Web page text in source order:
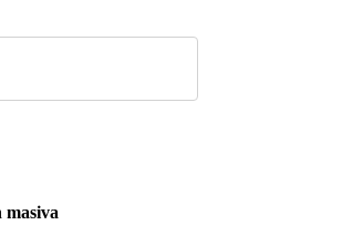
masiva